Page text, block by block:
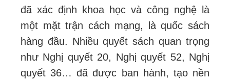
đã xác định khoa học và công nghệ là
một mặt trận cách mạng, là quốc sách
hàng đầu. Nhiều quyết sách quan trọng
như Nghị quyết 20, Nghị quyết 52, Nghị
quyết 36… đã được ban hành, tạo nền